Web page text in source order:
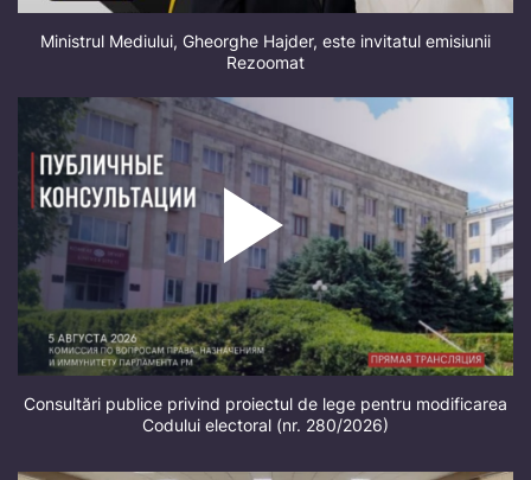
Ministrul Mediului, Gheorghe Hajder, este invitatul emisiunii
Rezoomat
Consultări publice privind proiectul de lege pentru modificarea
Codului electoral (nr. 280/2026)